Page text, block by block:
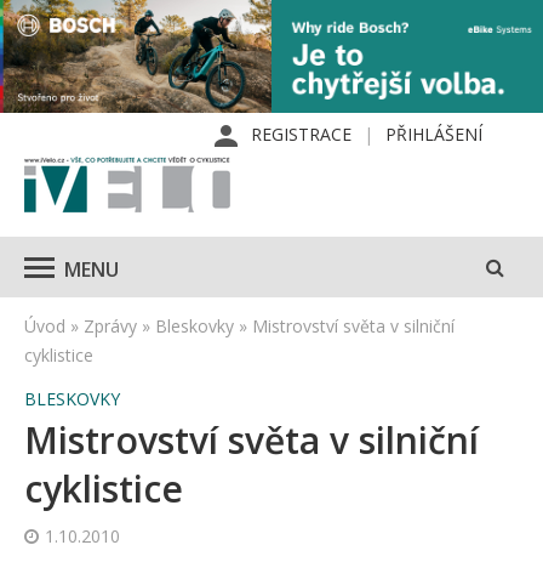
REGISTRACE PŘIHLÁŠENÍ
MENU
Úvod » Zprávy » Bleskovky » Mistrovství světa v silniční
cyklistice
BLESKOVKY
Mistrovství světa v silniční
cyklistice
1.10.2010